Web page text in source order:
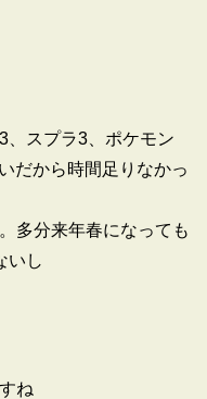
、スプラ3、ポケモン
だから時間足りなかっ
多分来年春になっても
いし
ね